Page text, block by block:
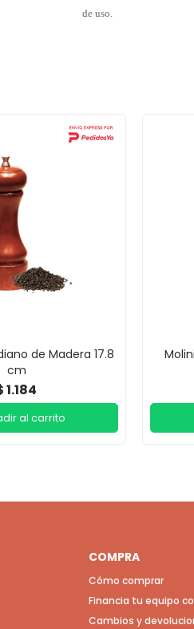
de uso.
de Madera 17.8
cm
1.184
COMPRA
Cómo comprar
Financia tu equipo
Cambios y